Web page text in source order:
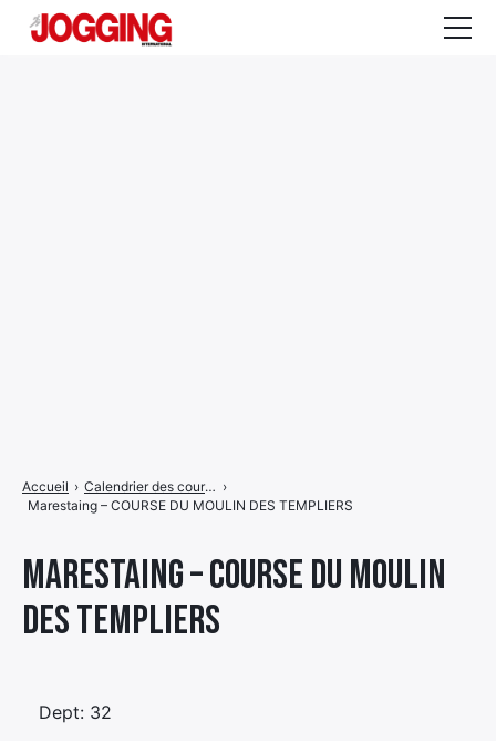
Marestaing – COURSE DU MOULIN
DES TEMPLIERS
Accueil › Calendrier des courses ›
Marestaing – COURSE DU MOULIN DES TEMPLIERS
Dept: 32
de
menu
Élément
de
Élément
de